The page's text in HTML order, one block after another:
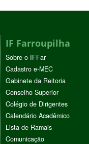
IF Farroupilha
Sobre o IFFar
Cadastro e-MEC
Gabinete da Reitoria
Conselho Superior
Colégio de Dirigentes
Calendário Acadêmico
Lista de Ramais
Comunicação